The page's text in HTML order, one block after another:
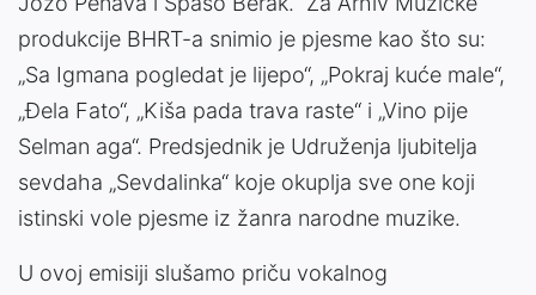
produkcije BHRT-a snimio je pjesme kao što su:
„Sa Igmana pogledat je lijepo“, „Pokraj kuće male“,
„Đela Fato“, „Kiša pada trava raste“ i „Vino pije
Selman aga“. Predsjednik je Udruženja ljubitelja
sevdaha „Sevdalinka“ koje okuplja sve one koji
istinski vole pjesme iz žanra narodne muzike.
U ovoj emisiji slušamo priču vokalnog